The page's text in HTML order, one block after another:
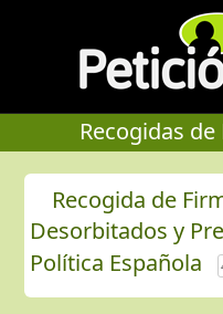
Recogidas
Recogida de
Desorbitados y
Política Española